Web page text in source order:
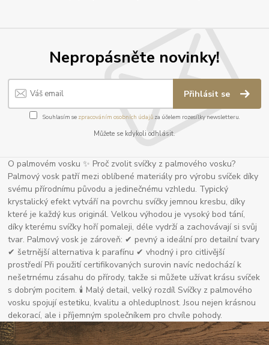
Nepropásněte novinky!
Přihlásit se
Souhlasím se zpracováním osobních údajůza účelem rozesílky newsletteru.
Můžete se kdykoli odhlásit.
O palmovém vosku ✨ Proč zvolit svíčky z palmového vosku?
Palmový vosk patří mezi oblíbené materiály pro výrobu svíček díky
svému přírodnímu původu a jedinečnému vzhledu. Typický
krystalický efekt vytváří na povrchu svíčky jemnou kresbu, díky
které je každý kus originál. Velkou výhodou je vysoký bod tání,
díky kterému svíčky hoří pomaleji, déle vydrží a zachovávají si svůj
tvar. Palmový vosk je zároveň: ✔ pevný a ideální pro detailní tvary
✔ šetrnější alternativa k parafínu ✔ vhodný i pro citlivější
prostředí Při použití certifikovaných surovin navíc nedochází k
nešetrnému zásahu do přírody, takže si můžete užívat krásu svíček
s dobrým pocitem. 🕯 Malý detail, velký rozdíl Svíčky z palmového
vosku spojují estetiku, kvalitu a ohleduplnost. Jsou nejen krásnou
dekorací, ale i příjemným společníkem pro chvíle pohody.